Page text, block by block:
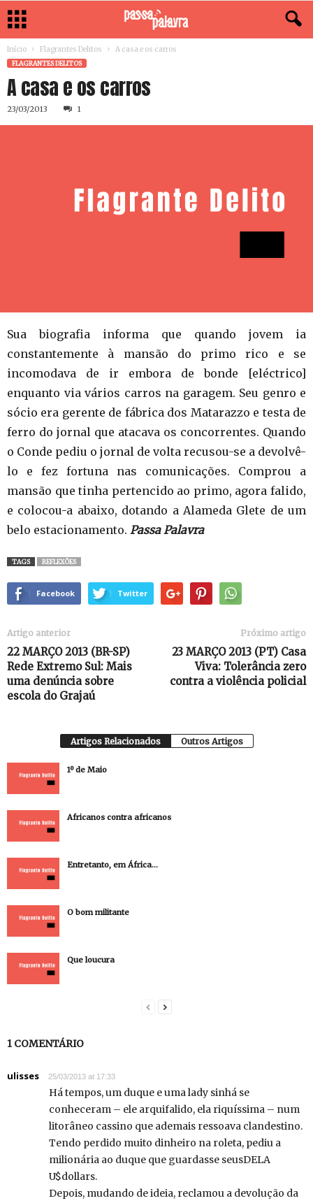
Início Flagrantes Delitos A casa e os carros
FLAGRANTES DELITOS
A casa e os carros
23/03/2013 1
Sua biografia informa que quando jovem ia
constantemente à mansão do primo rico e se
incomodava de ir embora de bonde [eléctrico]
enquanto via vários carros na garagem. Seu genro e
sócio era gerente de fábrica dos Matarazzo e testa de
ferro do jornal que atacava os concorrentes. Quando
o Conde pediu o jornal de volta recusou-se a devolvê-
lo e fez fortuna nas comunicações. Comprou a
mansão que tinha pertencido ao primo, agora falido,
e colocou-a abaixo, dotando a Alameda Glete de um
belo estacionamento. Passa Palavra
TAGS REFLEXÕES
Facebook Twitter
Artigo anterior
22 MARÇO 2013 (BR-SP)
Rede Extremo Sul: Mais
uma denúncia sobre
escola do Grajaú
Próximo artigo
23 MARÇO 2013 (PT) Casa
Viva: Tolerância zero
contra a violência policial
Artigos Relacionados Outros Artigos
1º de Maio
Africanos contra africanos
Entretanto, em África…
O bom militante
Que loucura
1 COMENTÁRIO
ulisses 25/03/2013 at 17:33
Há tempos, um duque e uma lady sinhá se
conheceram – ele arquifalido, ela riquíssima – num
litorâneo cassino que ademais ressoava clandestino.
Tendo perdido muito dinheiro na roleta, pediu a
milionária ao duque que guardasse seusDELA
U$dollars.
Depois, mudando de ideia, reclamou a devolução da